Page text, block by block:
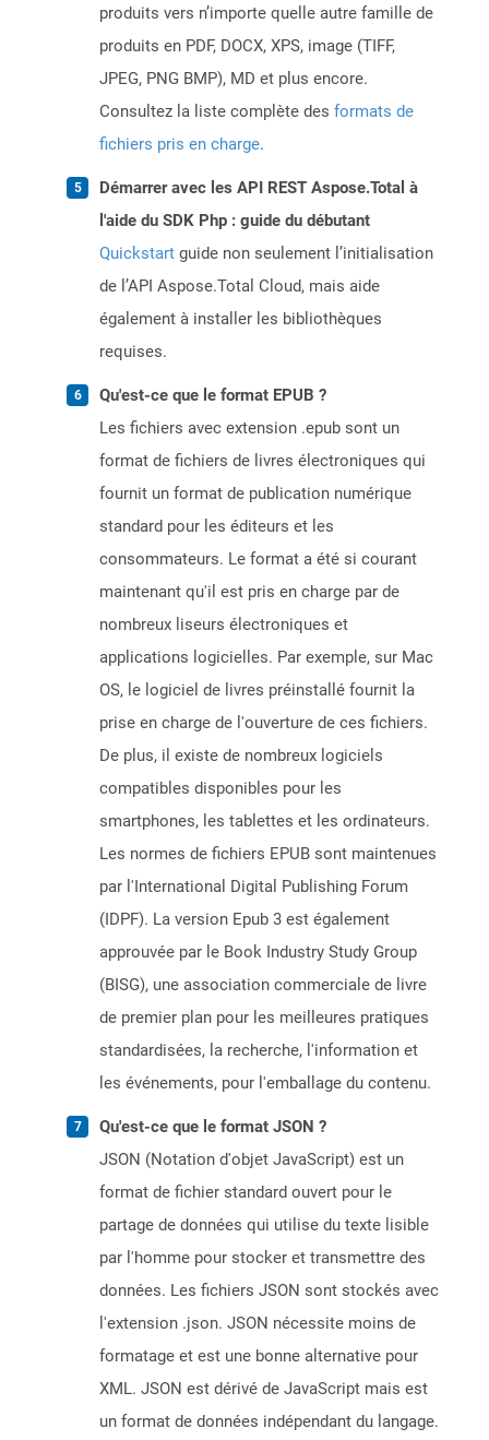
produits vers n’importe quelle autre famille de
produits en PDF, DOCX, XPS, image (TIFF,
JPEG, PNG BMP), MD et plus encore.
Consultez la liste complète des formats de
fichiers pris en charge.
Démarrer avec les API REST Aspose.Total à
l'aide du SDK Php : guide du débutant
Quickstart guide non seulement l’initialisation
de l’API Aspose.Total Cloud, mais aide
également à installer les bibliothèques
requises.
Qu'est-ce que le format EPUB ?
Les fichiers avec extension .epub sont un
format de fichiers de livres électroniques qui
fournit un format de publication numérique
standard pour les éditeurs et les
consommateurs. Le format a été si courant
maintenant qu'il est pris en charge par de
nombreux liseurs électroniques et
applications logicielles. Par exemple, sur Mac
OS, le logiciel de livres préinstallé fournit la
prise en charge de l'ouverture de ces fichiers.
De plus, il existe de nombreux logiciels
compatibles disponibles pour les
smartphones, les tablettes et les ordinateurs.
Les normes de fichiers EPUB sont maintenues
par l'International Digital Publishing Forum
(IDPF). La version Epub 3 est également
approuvée par le Book Industry Study Group
(BISG), une association commerciale de livre
de premier plan pour les meilleures pratiques
standardisées, la recherche, l'information et
les événements, pour l'emballage du contenu.
Qu'est-ce que le format JSON ?
JSON (Notation d'objet JavaScript) est un
format de fichier standard ouvert pour le
partage de données qui utilise du texte lisible
par l'homme pour stocker et transmettre des
données. Les fichiers JSON sont stockés avec
l'extension .json. JSON nécessite moins de
formatage et est une bonne alternative pour
XML. JSON est dérivé de JavaScript mais est
un format de données indépendant du langage.